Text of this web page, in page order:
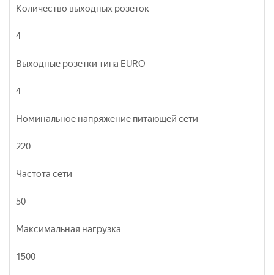
Количество выходных розеток
4
Выходные розетки типа EURO
4
Номинальное напряжение питающей сети
220
Частота сети
50
Максимальная нагрузка
1500